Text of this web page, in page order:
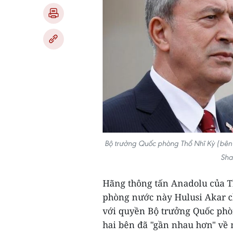
Bộ trưởng Quốc phòng Thổ Nhĩ Kỳ
Hãng thông tấn Anadolu của
phòng nước này Hulusi Akar
với quyền Bộ trưởng Quốc
hai bên đã "gần nhau hơn" về